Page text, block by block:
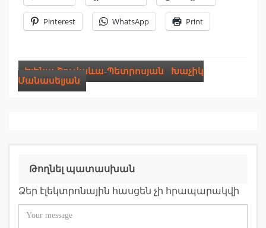
Pinterest WhatsApp Print
Ելենա Շուվաևա-Պետրոսյան
Խաչիկ
Մանասելյան
Թողնել պատասխան
Ձեր էլեկտրոնային հասցեն չի հրապարակվի